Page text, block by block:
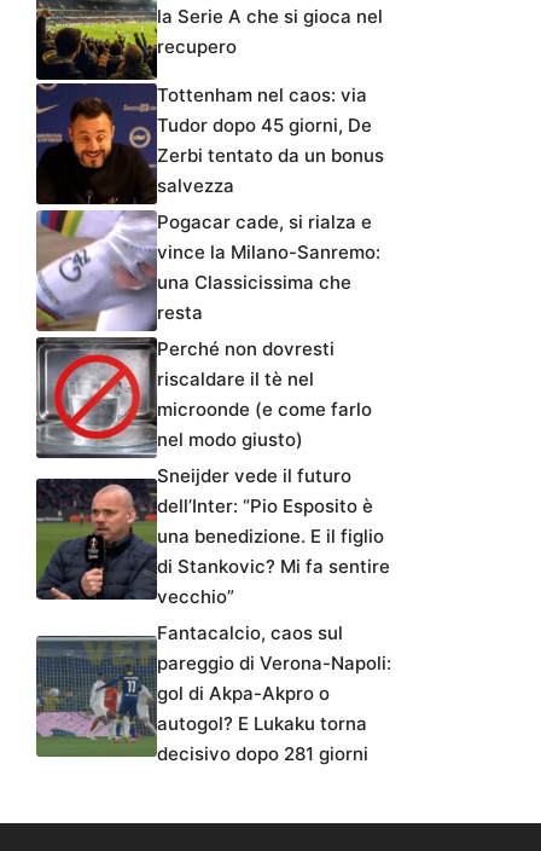
la Serie A che si gioca nel
recupero
Tottenham nel caos: via
Tudor dopo 45 giorni, De
Zerbi tentato da un bonus
salvezza
Pogacar cade, si rialza e
vince la Milano-Sanremo:
una Classicissima che
resta
Perché non dovresti
riscaldare il tè nel
microonde (e come farlo
nel modo giusto)
Sneijder vede il futuro
dell’Inter: “Pio Esposito è
una benedizione. E il figlio
di Stankovic? Mi fa sentire
vecchio”
Fantacalcio, caos sul
pareggio di Verona-Napoli:
gol di Akpa-Akpro o
autogol? E Lukaku torna
decisivo dopo 281 giorni